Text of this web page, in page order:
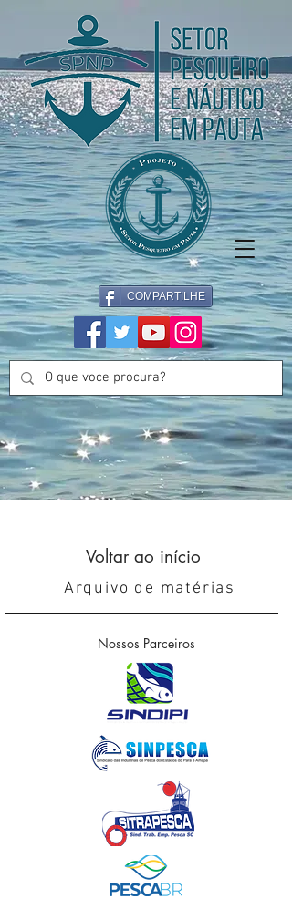
COMPARTILHE
Voltar ao início
Arquivo de matérias
Nossos Parceiros